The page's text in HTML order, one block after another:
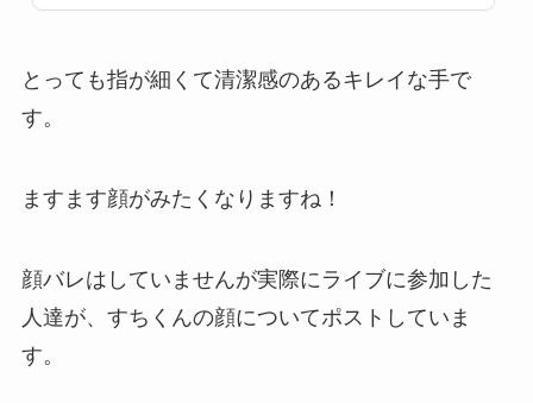
とっても指が細くて清潔感のあるキレイな手で
す。
ますます顔がみたくなりますね！
顔バレはしていませんが実際にライブに参加した
人達が、すちくんの顔についてポストしていま
す。